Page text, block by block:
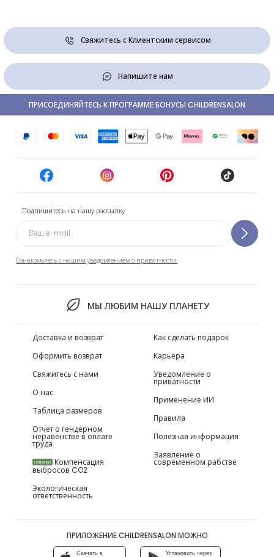
Свяжитесь с Клиентским сервисом
Напишите нам
Подпишитесь на нашу рассылку
Ознакомьтесь с нашим уведомлением о приватности.
МЫ ЛЮБИМ НАШУ ПЛАНЕТУ
ПРИСОЕДИНЯЙТЕСЬ К ПРОГРАММЕ БОНУСЫ CHILDRENSALON
Доставка и возврат
Оформить возврат
Свяжитесь с нами
О нас
Таблица размеров
Отчет о гендерном
неравенстве в оплате
труда
НОВИНКИ Компенсация
выбросов CO2
Экологическая
ответственность
Как сделать подарок
Карьера
Уведомление о
приватности
Применение ИИ
Правила
Полезная информация
Заявление о
современном рабстве
ПРИЛОЖЕНИЕ CHILDRENSALON МОЖНО
Скачать в Установить через